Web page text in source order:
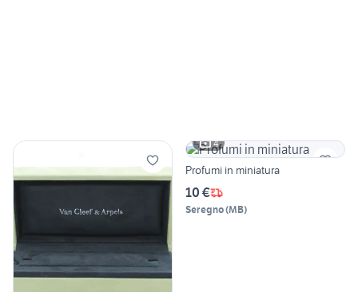
4
Profumi in miniatura
10 €
Seregno(MB)